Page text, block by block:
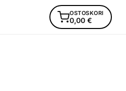
OSTOSKORI
0,00 €